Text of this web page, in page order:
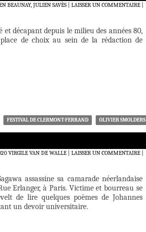
BEAUNAY, JULIEN SAVÈS LAISSER UN COMMENTAIRE|
décapant depuis le milieu des années 80,
de choix au sein de la rédaction de
FESTIVAL DE CLERMONT-FERRAND OLIVIER SMOLDERS
VIRGILE VAN DE WALLE LAISSER UN COMMENTAIRE|
assassine sa camarade néerlandaise
Erlanger, à Paris. Victime et bourreau se
de lire quelques poèmes de Johannes
un devoir universitaire.